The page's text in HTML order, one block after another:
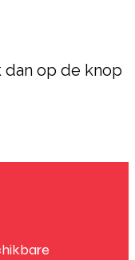
op de knop